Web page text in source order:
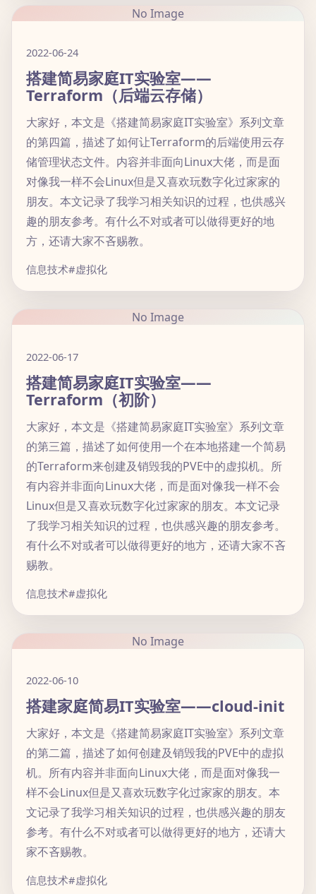
No Image
2022-06-24
搭建简易家庭IT实验室——
Terraform（后端云存储）
大家好，本文是《搭建简易家庭IT实验室》系列文章
的第四篇，描述了如何让Terraform的后端使用云存
储管理状态文件。内容并非面向Linux大佬，而是面
对像我一样不会Linux但是又喜欢玩数字化过家家的
朋友。本文记录了我学习相关知识的过程，也供感兴
趣的朋友参考。有什么不对或者可以做得更好的地
方，还请大家不吝赐教。
信息技术#虚拟化
No Image
2022-06-17
搭建简易家庭IT实验室——
Terraform（初阶）
大家好，本文是《搭建简易家庭IT实验室》系列文章
的第三篇，描述了如何使用一个在本地搭建一个简易
的Terraform来创建及销毁我的PVE中的虚拟机。所
有内容并非面向Linux大佬，而是面对像我一样不会
Linux但是又喜欢玩数字化过家家的朋友。本文记录
了我学习相关知识的过程，也供感兴趣的朋友参考。
有什么不对或者可以做得更好的地方，还请大家不吝
赐教。
信息技术#虚拟化
No Image
2022-06-10
搭建家庭简易IT实验室——cloud-init
大家好，本文是《搭建简易家庭IT实验室》系列文章
的第二篇，描述了如何创建及销毁我的PVE中的虚拟
机。所有内容并非面向Linux大佬，而是面对像我一
样不会Linux但是又喜欢玩数字化过家家的朋友。本
文记录了我学习相关知识的过程，也供感兴趣的朋友
参考。有什么不对或者可以做得更好的地方，还请大
家不吝赐教。
信息技术#虚拟化